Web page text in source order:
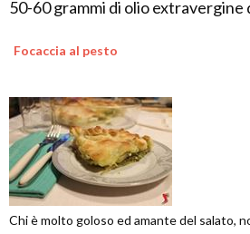
50-60 grammi di olio extravergine
Focaccia al pesto
Chi è molto goloso ed amante del salato,